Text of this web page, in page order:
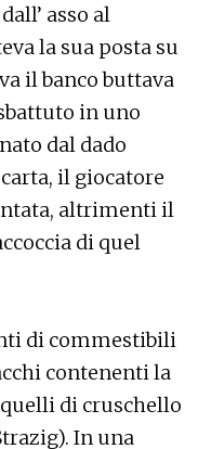
asso al
la sua posta su
il banco buttava
in uno
dal dado
il giocatore
altrimenti il
di quel
di commestibili
contenenti la
quelli di cruschello
In una